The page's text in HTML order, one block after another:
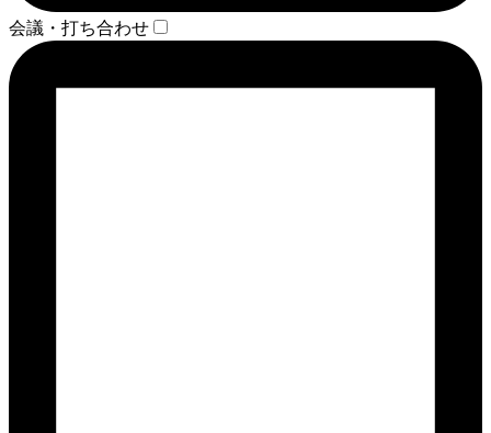
会議・打ち合わせ